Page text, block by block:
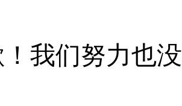
！我们努力也